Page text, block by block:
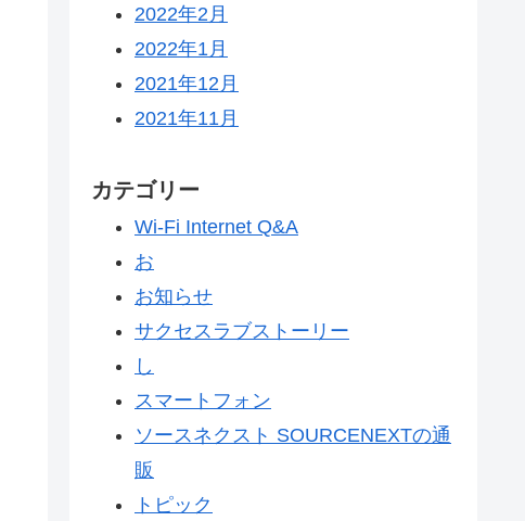
2022年2月
2022年1月
2021年12月
2021年11月
カテゴリー
Wi-Fi Internet Q&A
お
お知らせ
サクセスラブストーリー
し
スマートフォン
ソースネクスト SOURCENEXTの通
販
トピック